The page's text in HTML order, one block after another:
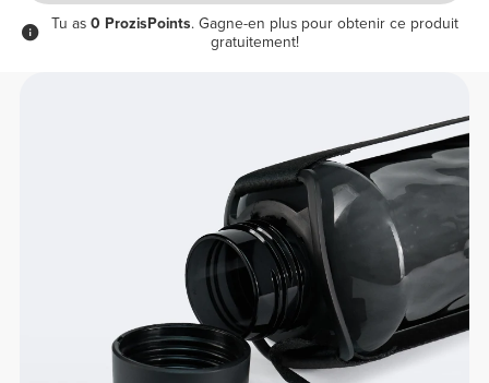
Tu as 0 ProzisPoints. Gagne-en plus pour obtenir ce produit
gratuitement!